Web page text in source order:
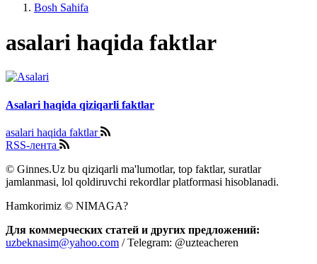
Bosh Sahifa
asalari haqida faktlar
Asalari haqida qiziqarli faktlar
asalari haqida faktlar
RSS-лента
© Ginnes.Uz bu qiziqarli ma'lumotlar, top faktlar, suratlar
jamlanmasi, lol qoldiruvchi rekordlar platformasi hisoblanadi.
Hamkorimiz © NIMAGA?
Для коммерческих статей и других предложений:
uzbeknasim@yahoo.com / Telegram: @uzteacheren